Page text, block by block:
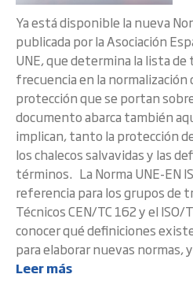
Ya está disponible la nueva
publicada por la Asociación
UNE, que determina la lista
frecuencia en la normalización
protección que se portan
documento abarca también
implican, tanto la protección
los chalecos salvavidas y las
términos. La Norma UNE-EN
referencia para los grupos de
Técnicos CEN/TC 162 y el ISO/
conocer qué definiciones
para elaborar nuevas normas,
Leer más